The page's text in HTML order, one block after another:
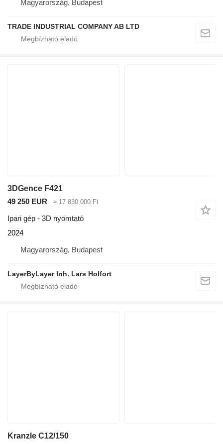
Magyarország, Budapest
TRADE INDUSTRIAL COMPANY AB LTD
3DGence F421
49 250 EUR
≈ 17 830 000 Ft
Ipari gép - 3D nyomtató
2024
Magyarország, Budapest
LayerByLayer Inh. Lars Holfort
Kranzle C12/150